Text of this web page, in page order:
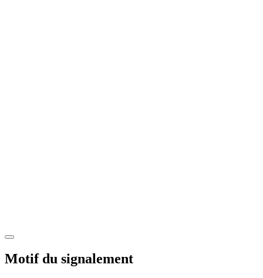
Motif du signalement